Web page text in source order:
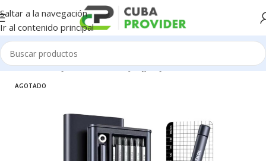
Saltar a la navegación
Ir al contenido principal
/Ferretería y Herramientas/Juegos y Sets de Herramientas
AGOTADO